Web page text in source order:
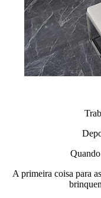
A primeira coisa para